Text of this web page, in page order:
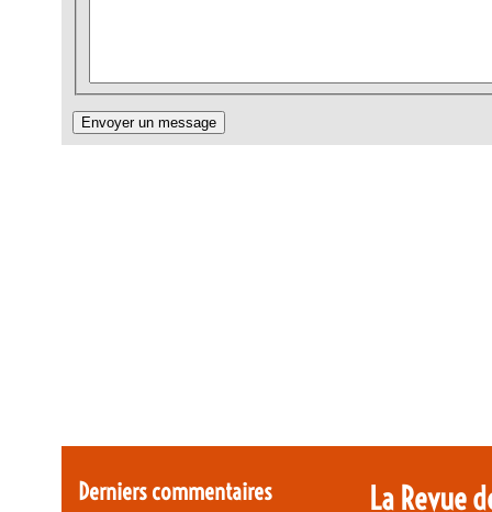
Derniers commentaires
La Revue